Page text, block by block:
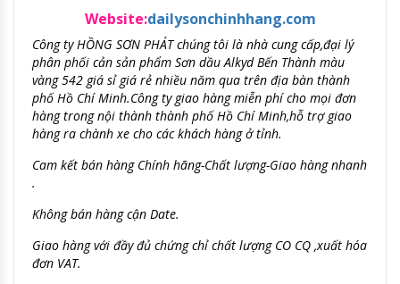
Website:dailysonchinhhang.com
Công ty HỒNG SƠN PHÁT chúng tôi là nhà cung cấp,đại lý
phân phối cản sản phẩm Sơn dầu Alkyd Bến Thành màu
vàng 542 giá sỉ giá rẻ nhiều năm qua trên địa bàn thành
phố Hồ Chí Minh.Công ty giao hàng miễn phí cho mọi đơn
hàng trong nội thành thành phố Hồ Chí Minh,hỗ trợ giao
hàng ra chành xe cho các khách hàng ở tỉnh.
Cam kết bán hàng Chính hãng-Chất lượng-Giao hàng nhanh
.
Không bán hàng cận Date.
Giao hàng với đầy đủ chứng chỉ chất lượng CO CQ ,xuất hóa
đơn VAT.